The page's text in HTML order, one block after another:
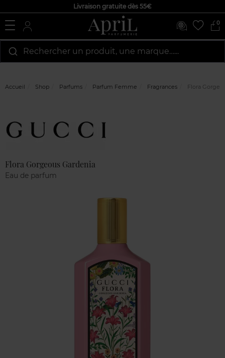
Livraison gratuite dès 55€
0
Rechercher un produit, une marque…...
Accueil Shop Parfums Parfum Femme Fragrances Flora
Flora Gorgeous Gardenia
Eau de parfum